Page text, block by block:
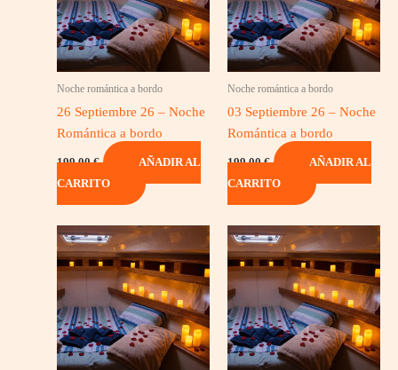
Noche romántica a bordo
26 Septiembre 26 – Noche
Romántica a bordo
199,00€
AÑADIR AL
CARRITO
Noche romántica a bordo
03 Septiembre 26 – Noche
Romántica a bordo
199,00€
AÑADIR AL
CARRITO